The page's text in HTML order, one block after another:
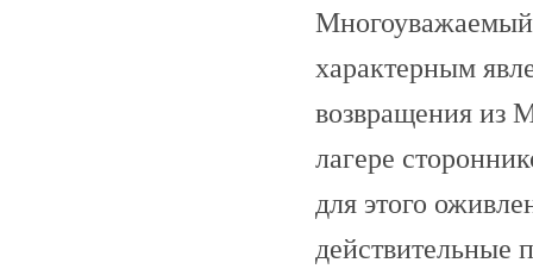
характерным
возвращения из
лагере
для этого
действительные